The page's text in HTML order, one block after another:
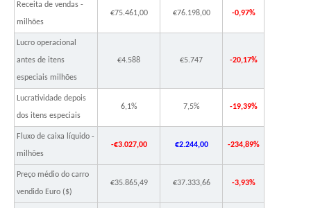
Receita de vendas -
milhões
€75.461,00 €76.198,00 -0,97%
Lucro operacional
antes de itens
especiais milhões
€4.588 €5.747 -20,17%
Lucratividade depois
dos itens especiais
6,1% 7,5% -19,39%
Fluxo de caixa líquido -
milhões
-€3.027,00 €2.244,00 -234,89%
Preço médio do carro
vendido Euro ($)
€35.865,49 €37.333,66 -3,93%